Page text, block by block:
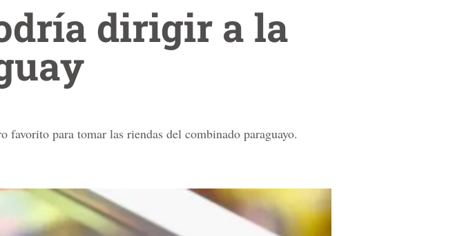
dirigir a la
para tomar las riendas del combinado paraguayo.